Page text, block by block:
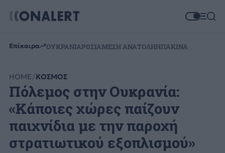
Επίκαιρα ΟΥΚΡΑΝΙΑΡΩΣΙΑΜΕΣΗ ΑΝΑΤΟΛΗΗΠΑΚΙΝΑ
HOME ΚΟΣΜΟΣ
Πόλεμος στην Ουκρανία:
«Κάποιες χώρες παίζουν
παιχνίδια με την παροχή
στρατιωτικού εξοπλισμού»